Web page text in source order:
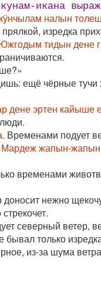
икана
налын
изредка
тидын дене
ещё чёрные тучи
дене эртен кайыше
Временами подует
Мардеж жапын-
временами
доносит нежно
северный ветер,
бывал только
из-за шума